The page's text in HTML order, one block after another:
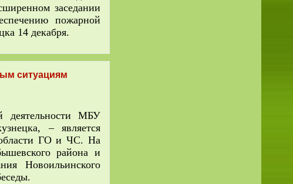
заседании
пожарной
14 декабря.
ситуациям
деятельности МБУ
– является
области ГО и ЧС. На
района и
Новоильинского